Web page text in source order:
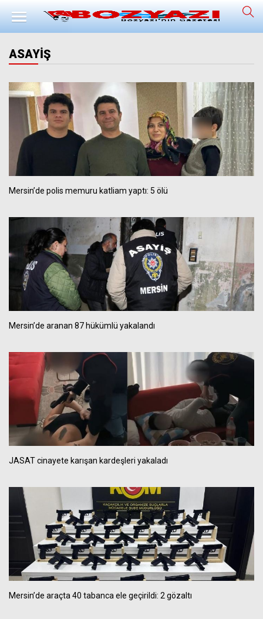
ASAYİŞ
Mersin’de polis memuru katliam yaptı: 5 ölü
Mersin’de aranan 87 hükümlü yakalandı
JASAT cinayete karışan kardeşleri yakaladı
Mersin’de araçta 40 tabanca ele geçirildi: 2 gözaltı